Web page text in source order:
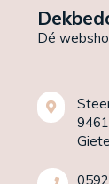
Dé